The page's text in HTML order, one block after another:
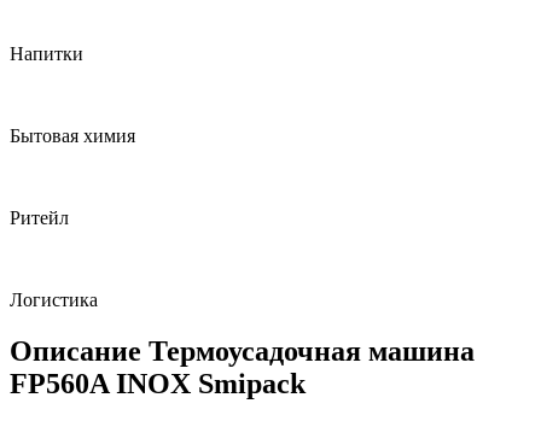
Напитки
Бытовая химия
Ритейл
Логистика
Описание Термоусадочная машина
FP560A INOX Smipack